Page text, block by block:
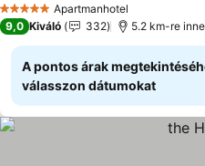
5 KategóriaApartmanhotel
9,0 Kiváló 332 5.2 km-re
A pontos árak
válasszon dátumokat